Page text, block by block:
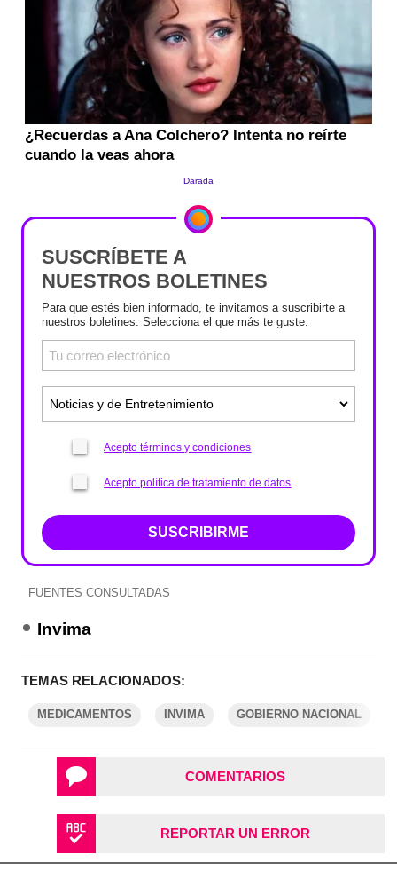
SUSCRÍBETE A
NUESTROS BOLETINES
Para que estés bien informado, te invitamos a suscribirte a
nuestros boletines. Selecciona el que más te guste.
Acepto términos y condiciones
Acepto política de tratamiento de datos
SUSCRIBIRME
FUENTES CONSULTADAS
Invima
TEMAS RELACIONADOS:
MEDICAMENTOS INVIMA GOBIERNO NACIONAL
COMENTARIOS
REPORTAR UN ERROR